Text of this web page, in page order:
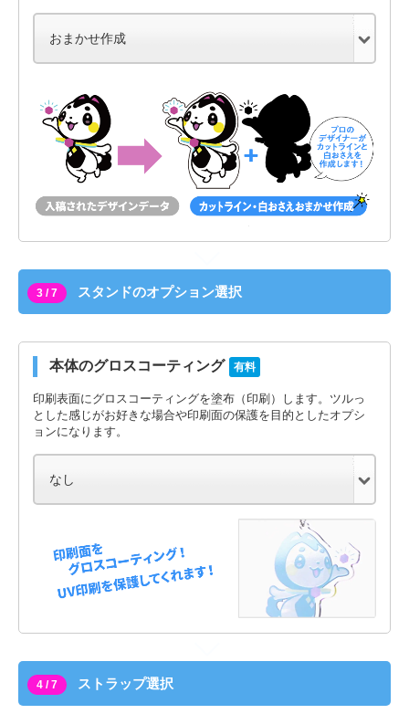
3 / 7 スタンドのオプション選択
本体のグロスコーティング 有料
印刷表面にグロスコーティングを塗布（印刷）します。ツルっ
とした感じがお好きな場合や印刷面の保護を目的としたオプシ
ョンになります。
4 / 7 ストラップ選択